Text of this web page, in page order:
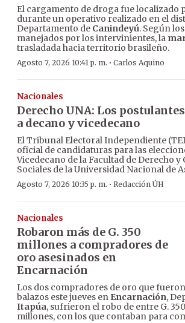
El cargamento de droga fue localizado
durante un operativo realizado en el
Departamento de Canindeyú. Según
manejados por los intervinientes, la
trasladada hacia territorio brasileño.
Agosto 7, 2026 10:41 p. m. · Carlos Aquino
Nacionales
Derecho UNA: Los postulantes
a decano y vicedecano
El Tribunal Electoral Independiente
oficial de candidaturas para las
Vicedecano de la Facultad de Derecho y
Sociales de la Universidad Nacional de
Agosto 7, 2026 10:35 p. m. · Redacción ÚH
Nacionales
Robaron más de G. 350
millones a compradores de
oro asesinados en
Encarnación
Los dos compradores de oro que
balazos este jueves en Encarnación,
Itapúa, sufrieron el robo de entre G.
millones, con los que contaban para